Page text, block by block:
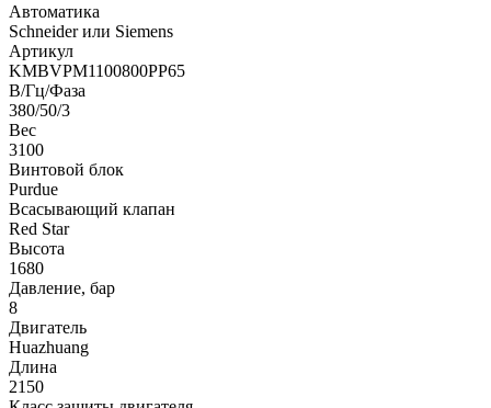
Автоматика
Schneider или Siemens
Артикул
KMBVPM1100800PP65
В/Гц/Фаза
380/50/3
Вес
3100
Винтовой блок
Purdue
Всасывающий клапан
Red Star
Высота
1680
Давление, бар
8
Двигатель
Huazhuang
Длина
2150